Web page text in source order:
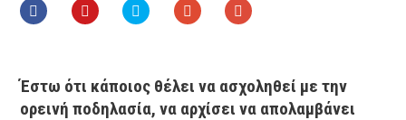
Έστω ότι κάποιος θέλει να ασχοληθεί με την
ορεινή ποδηλασία, να αρχίσει να απολαμβάνει